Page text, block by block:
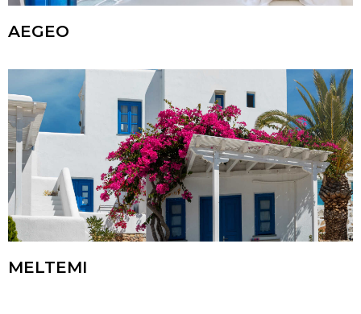
AEGEO
MELTEMI